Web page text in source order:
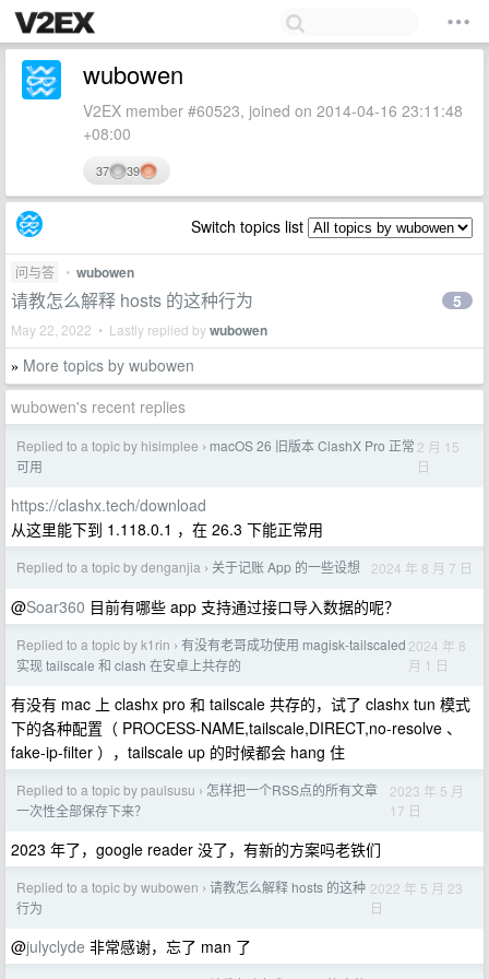
wubowen
V2EX member #60523, joined on 2014-04-16 23:11:48
+08:00
37 39
Switch topics list
问与答 • wubowen
请教怎么解释 hosts 的这种行为
May 22, 2022 • Lastly replied bywubowen
5
» More topics by wubowen
wubowen's recent replies
Replied to a topic by hisimplee › macOS 26 旧版本 ClashX Pro 正常
可用
2 月 15
日
https://clashx.tech/download
从这里能下到 1.118.0.1 ，在 26.3 下能正常用
Replied to a topic by denganjia › 关于记账 App 的一些设想 2024 年 8 月 7 日
@Soar360 目前有哪些 app 支持通过接口导入数据的呢？
Replied to a topic by k1rin › 有没有老哥成功使用 magisk-tailscaled
实现 tailscale 和 clash 在安卓上共存的
2024 年 8
月 1 日
有没有 mac 上 clashx pro 和 tailscale 共存的，试了 clashx tun 模式
下的各种配置（ PROCESS-NAME,tailscale,DIRECT,no-resolve 、
fake-ip-filter ），tailscale up 的时候都会 hang 住
Replied to a topic by paulsusu › 怎样把一个RSS点的所有文章
一次性全部保存下来？
2023 年 5 月
17 日
2023 年了，google reader 没了，有新的方案吗老铁们
Replied to a topic by wubowen › 请教怎么解释 hosts 的这种
行为
2022 年 5 月 23
日
@julyclyde 非常感谢，忘了 man 了